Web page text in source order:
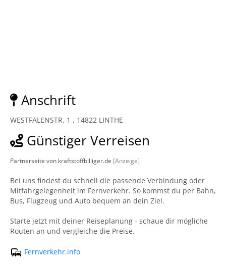
Anschrift
WESTFALENSTR. 1 , 14822 LINTHE
Günstiger Verreisen
Partnerseite von kraftstoffbilliger.de [Anzeige]
Bei uns findest du schnell die passende Verbindung oder
Mitfahrgelegenheit im Fernverkehr. So kommst du per Bahn,
Bus, Flugzeug und Auto bequem an dein Ziel.
Starte jetzt mit deiner Reiseplanung - schaue dir mögliche
Routen an und vergleiche die Preise.
Fernverkehr.info